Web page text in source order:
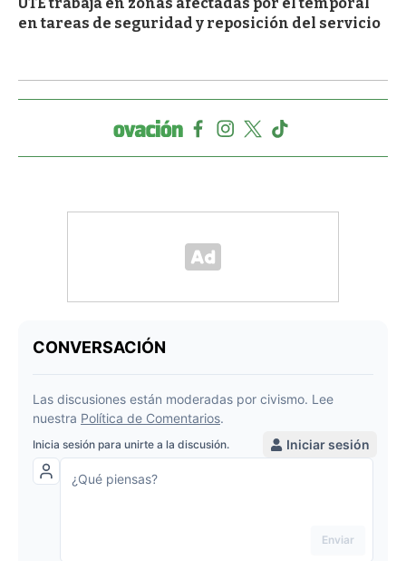
UTE trabaja en zonas afectadas por el temporal
en tareas de seguridad y reposición del servicio